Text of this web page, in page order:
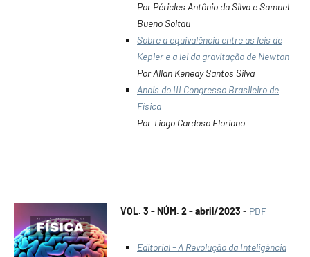
Por Péricles Antônio da Silva e Samuel
Bueno Soltau
Sobre a equivalência entre as leis de
Kepler e a lei da gravitação de Newton
Por Allan Kenedy Santos Silva
Anais do III Congresso Brasileiro de
Física
Por Tiago Cardoso Floriano
VOL. 3 - NÚM. 2 - abril/2023 - PDF
Editorial - A Revolução da Inteligência